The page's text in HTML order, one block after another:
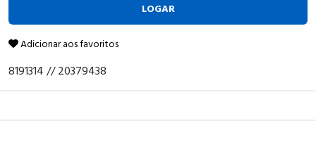
LOGAR
Adicionar aos favoritos
8191314 // 20379438